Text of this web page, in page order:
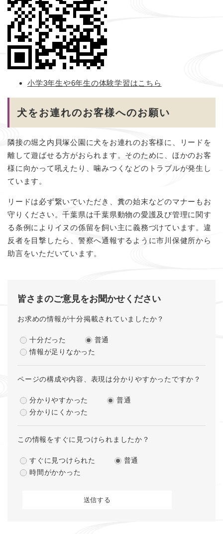
小学3年生や6年生の体験学習はこちら
犬をお連れのお客様へのお願い
隣接の堀之内貝塚公園に犬をお連れのお客様に、リードを
離して遊ばせる方がおられます。そのために、ほかのお客
様に向かって吼えたり、噛みつくなどのトラブルが発生し
ています。
リードは必ず繋いでいただき、糞の始末などのマナーもお
守りください。千葉県は千葉県動物の愛護及び管理に関す
る条例によりイヌの係留を飼い主に義務づけています。違
反者を目撃したら、警察へ通報するように市川保健所から
助言をいただいています。
皆さまのご意見をお聞かせください
お求めの情報が十分掲載されていましたか？
十分だった
普通
情報が足りなかった
ページの構成や内容、表現は分かりやすかったですか？
分かりやすかった
普通
分かりにくかった
この情報をすぐに見つけられましたか？
すぐに見つけられた
普通
時間がかかった